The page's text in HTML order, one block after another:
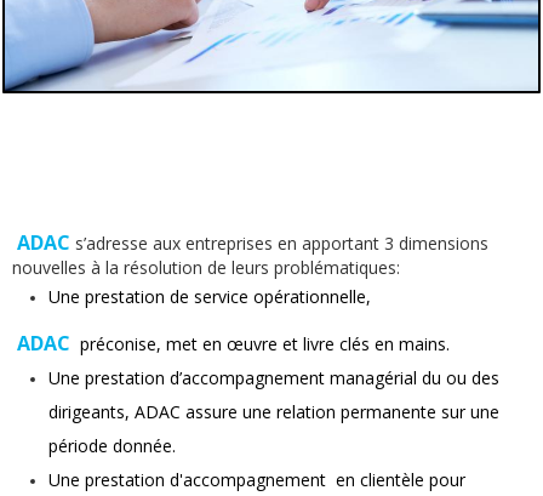
ADAC s’adresse aux entreprises en apportant 3 dimensions
nouvelles à la résolution de leurs problématiques:
Une prestation de service opérationnelle,
ADAC préconise, met en œuvre et livre clés en mains.
Une prestation d’accompagnement managérial du ou des
dirigeants, ADAC assure une relation permanente sur une
période donnée.
Une prestation d'accompagnement en clientèle pour